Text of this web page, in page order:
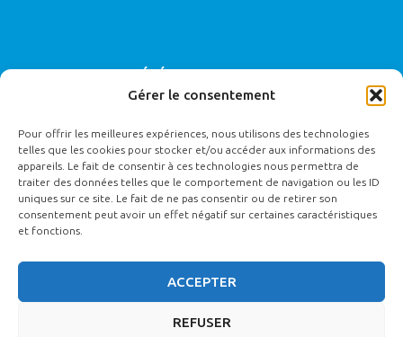
Gérer le consentement
Pour offrir les meilleures expériences, nous utilisons des technologies
telles que les cookies pour stocker et/ou accéder aux informations des
appareils. Le fait de consentir à ces technologies nous permettra de
traiter des données telles que le comportement de navigation ou les ID
uniques sur ce site. Le fait de ne pas consentir ou de retirer son
consentement peut avoir un effet négatif sur certaines caractéristiques
et fonctions.
ACCEPTER
REFUSER
Établissements type ERP catégorie 5 accueillant moins de 20
personnes permettant l’accessibilité des personnes en situation
de handicap. L’Ecole de Funétique® est particulièrement attentive
à l’intégration des personnes en situation de handicap. Aussi, en
cas de handicap nécessitant une adaptation de la formation,
contactez-nous, nous étudierons alors les possibilités pour vous